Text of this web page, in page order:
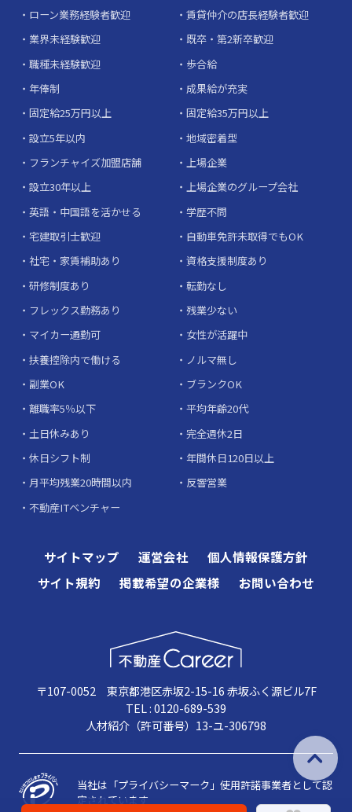
ローン業務経験者歓迎
賃貸仲介の店長経験者歓迎
業界未経験歓迎
既卒・第2新卒歓迎
職種未経験歓迎
歩合給
年俸制
成果給が充実
固定給25万円以上
固定給35万円以上
設立5年以内
地域密着型
フランチャイズ加盟店舗
上場企業
設立30年以上
上場企業のグループ会社
英語・中国語を活かせる
学歴不問
宅建取引士歓迎
自動車免許未取得でもOK
社宅・家賃補助あり
資格支援制度あり
研修制度あり
転勤なし
フレックス勤務あり
残業少ない
マイカー通勤可
女性が活躍中
扶養控除内で働ける
ノルマ無し
副業OK
ブランクOK
離職率5％以下
平均年齢20代
土日休みあり
完全週休2日
休日シフト制
年間休日120日以上
月平均残業20時間以内
反響営業
不動産ITベンチャー
サイトマップ 運営会社
個人情報保護方針
サイト規約
掲載希望の企業様 お問い合わせ
〒107-0052 東京都港区赤坂2-15-16 赤坂ふく源ビル7F
TEL : 0120-689-539
人材紹介（許可番号）13-ユ-306798
当社は「プライバシーマーク」使用許諾事業者として認
定されています